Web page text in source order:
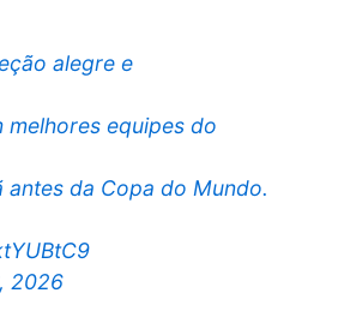
alegre e
equipes do
da Copa do Mundo.
2026